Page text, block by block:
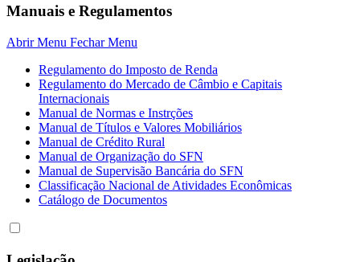
Manuais e Regulamentos
Abrir Menu Fechar Menu
Regulamento do Imposto de Renda
Regulamento do Mercado de Câmbio e Capitais
Internacionais
Manual de Normas e Instrções
Manual de Títulos e Valores Mobiliários
Manual de Crédito Rural
Manual de Organização do SFN
Manual de Supervisão Bancária do SFN
Classificação Nacional de Atividades Econômicas
Catálogo de Documentos